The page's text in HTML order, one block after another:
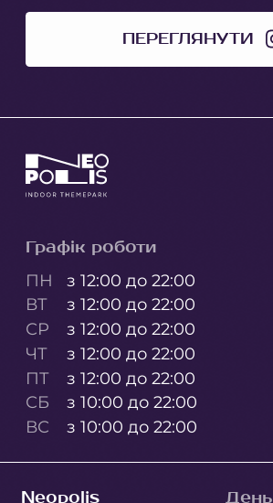
ПЕРЕГЛЯНУТИ
Neopolis День
Графік роботи
ПН
з 12:00 до 22:00
ВТ
з 12:00 до 22:00
СР
з 12:00 до 22:00
ЧТ
з 12:00 до 22:00
ПТ
з 12:00 до 22:00
СБ
з 10:00 до 22:00
ВС
з 10:00 до 22:00